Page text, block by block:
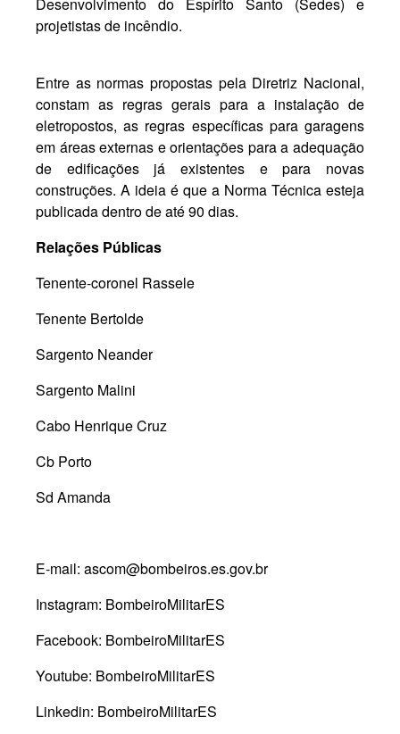
Desenvolvimento do Espírito Santo (Sedes) e
projetistas de incêndio.
Entre as normas propostas pela Diretriz Nacional,
constam as regras gerais para a instalação de
eletropostos, as regras específicas para garagens
em áreas externas e orientações para a adequação
de edificações já existentes e para novas
construções. A ideia é que a Norma Técnica esteja
publicada dentro de até 90 dias.
Relações Públicas
Tenente-coronel Rassele
Tenente Bertolde
Sargento Neander
Sargento Malini
Cabo Henrique Cruz
Cb Porto
Sd Amanda
E-mail: ascom@bombeiros.es.gov.br
Instagram: BombeiroMilitarES
Facebook: BombeiroMilitarES
Youtube: BombeiroMilitarES
Linkedin: BombeiroMilitarES